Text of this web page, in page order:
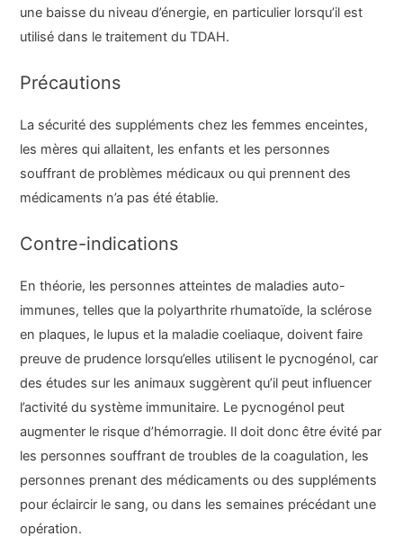
une baisse du niveau d’énergie, en particulier lorsqu’il est
utilisé dans le traitement du TDAH.
Précautions
La sécurité des suppléments chez les femmes enceintes,
les mères qui allaitent, les enfants et les personnes
souffrant de problèmes médicaux ou qui prennent des
médicaments n’a pas été établie.
Contre-indications
En théorie, les personnes atteintes de maladies auto-
immunes, telles que la polyarthrite rhumatoïde, la sclérose
en plaques, le lupus et la maladie coeliaque, doivent faire
preuve de prudence lorsqu’elles utilisent le pycnogénol, car
des études sur les animaux suggèrent qu’il peut influencer
l’activité du système immunitaire. Le pycnogénol peut
augmenter le risque d’hémorragie. Il doit donc être évité par
les personnes souffrant de troubles de la coagulation, les
personnes prenant des médicaments ou des suppléments
pour éclaircir le sang, ou dans les semaines précédant une
opération.